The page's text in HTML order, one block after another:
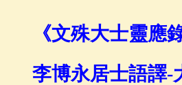
佛典故事(37)
《文殊大士靈應
李博永居士語譯